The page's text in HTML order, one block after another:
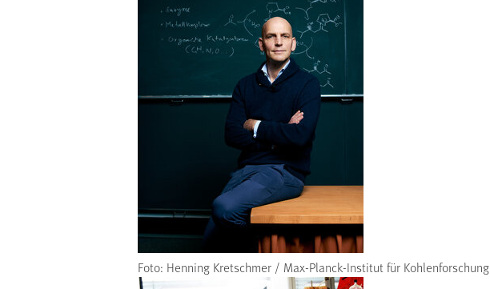
Foto: Henning Kretschmer / Max-Planck-Institut für Kohlenforschung